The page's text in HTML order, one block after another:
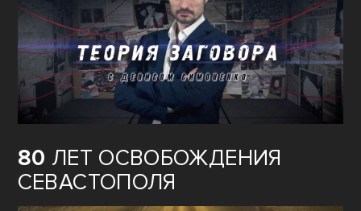
80 ЛЕТ ОСВОБОЖДЕНИЯ
СЕВАСТОПОЛЯ